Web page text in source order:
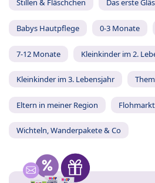
Stillen & Fläschchen Das erste
Babys Hautpflege 0-3 Monate
7-12 Monate Kleinkinder im 2.
Kleinkinder im 3. Lebensjahr
Eltern in meiner Region Flohmarkt
Wichteln, Wanderpakete & Co